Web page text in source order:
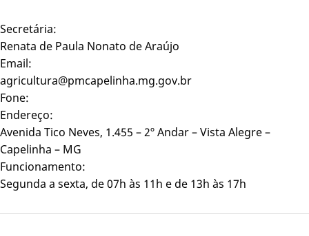
Secretária:
Renata de Paula Nonato de Araújo
Email:
agricultura@pmcapelinha.mg.gov.br
Fone:
Endereço:
Avenida Tico Neves, 1.455 – 2º Andar – Vista Alegre –
Capelinha – MG
Funcionamento:
Segunda a sexta, de 07h às 11h e de 13h às 17h